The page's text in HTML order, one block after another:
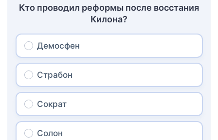
Кто проводил реформы после восстания
Килона?
Демосфен
Страбон
Сократ
Солон